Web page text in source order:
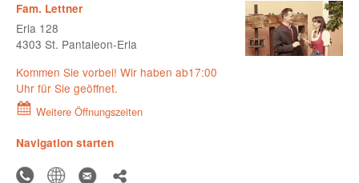
Fam. Lettner
Erla 128
4303 St. Pantaleon-Erla
Kommen Sie vorbei! Wir haben ab17:00
Uhr für Sie geöffnet.
Weitere Öffnungszeiten
Navigation starten